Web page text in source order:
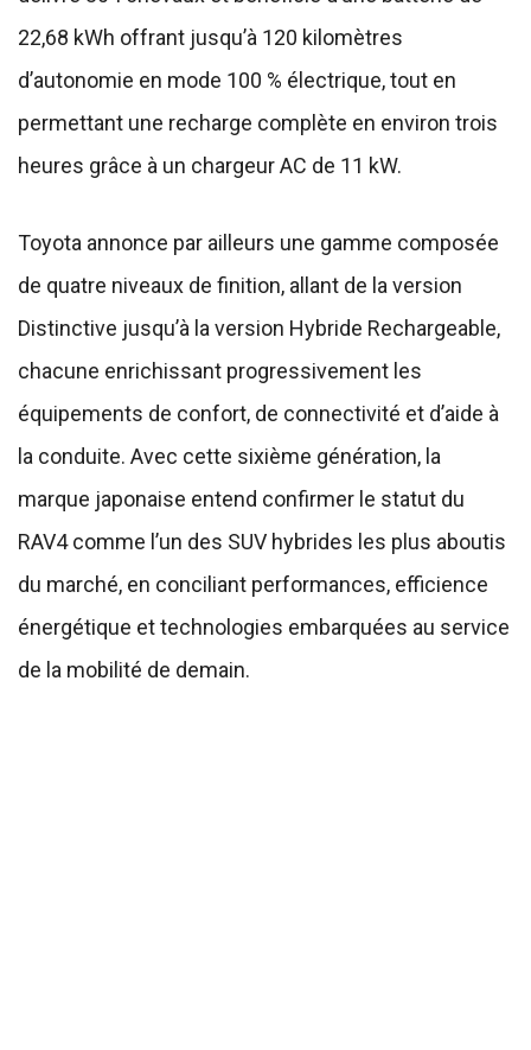
22,68 kWh offrant jusqu’à 120 kilomètres
d’autonomie en mode 100 % électrique, tout en
permettant une recharge complète en environ trois
heures grâce à un chargeur AC de 11 kW.
Toyota annonce par ailleurs une gamme composée
de quatre niveaux de finition, allant de la version
Distinctive jusqu’à la version Hybride Rechargeable,
chacune enrichissant progressivement les
équipements de confort, de connectivité et d’aide à
la conduite. Avec cette sixième génération, la
marque japonaise entend confirmer le statut du
RAV4 comme l’un des SUV hybrides les plus aboutis
du marché, en conciliant performances, efficience
énergétique et technologies embarquées au service
de la mobilité de demain.